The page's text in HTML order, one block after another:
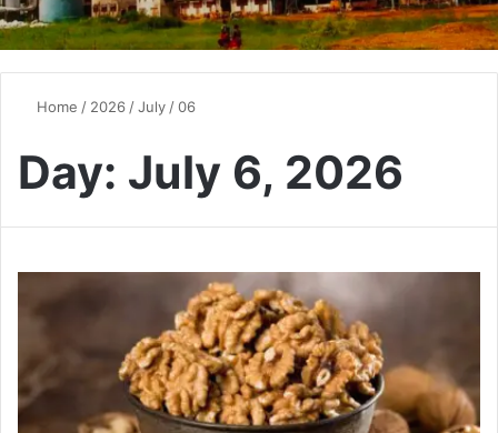
Home / 2026/July/06
Day: July 6, 2026